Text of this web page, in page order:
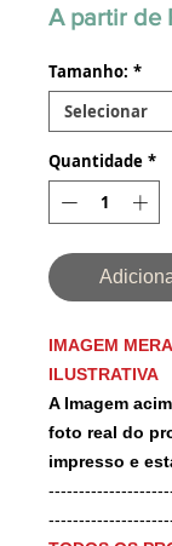
A partir de
Tamanho: *
Quantidade *
IMAGEM
ILUSTRATIVA
A Imagem
foto real do
impresso e